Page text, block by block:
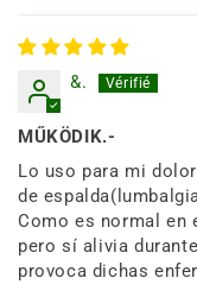
&.
MŰKÖDIK.-
Lo uso para mi
de
Como es normal en
pero sí alivia
provoca dichas